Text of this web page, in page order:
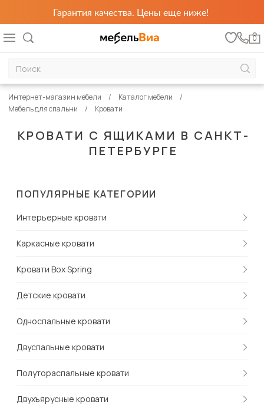
Гарантия качества. Цены еще ниже!
0
КРОВАТИ С ЯЩИКАМИ В САНКТ-
ПЕТЕРБУРГЕ
Интернет-магазин мебели
Каталог мебели
Мебель для спальни
Кровати
ПОПУЛЯРНЫЕ КАТЕГОРИИ
Интерьерные кровати
Каркасные кровати
Кровати Box Spring
Детские кровати
Односпальные кровати
Двуспальные кровати
Полутораспальные кровати
Двухъярусные кровати